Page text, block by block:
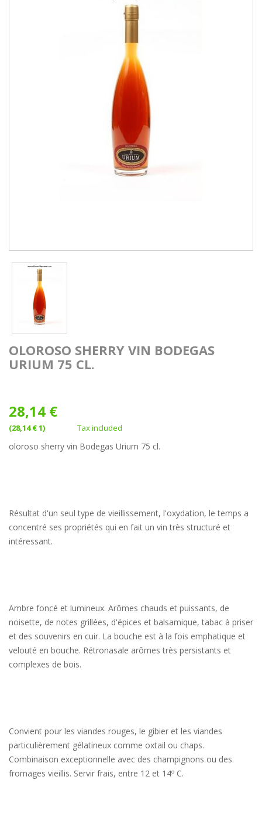
OLOROSO SHERRY VIN BODEGAS
URIUM 75 CL.
28,14 €
(28,14 € 1) Tax included
oloroso sherry vin Bodegas Urium 75 cl.
Résultat d'un seul type de vieillissement, l'oxydation, le temps a
concentré ses propriétés qui en fait un vin très structuré et
intéressant.
Ambre foncé et lumineux. Arômes chauds et puissants, de
noisette, de notes grillées, d'épices et balsamique, tabac à priser
et des souvenirs en cuir. La bouche est à la fois emphatique et
velouté en bouche. Rétronasale arômes très persistants et
complexes de bois.
Convient pour les viandes rouges, le gibier et les viandes
particulièrement gélatineux comme oxtail ou chaps.
Combinaison exceptionnelle avec des champignons ou des
fromages vieillis. Servir frais, entre 12 et 14º C.